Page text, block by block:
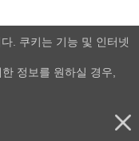
. 쿠키는 기능 및 인터넷
정보를 원하실 경우,